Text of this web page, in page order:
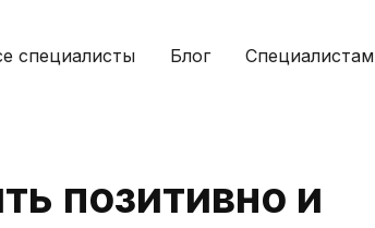
специалисты Блог Специалистам
позитивно и